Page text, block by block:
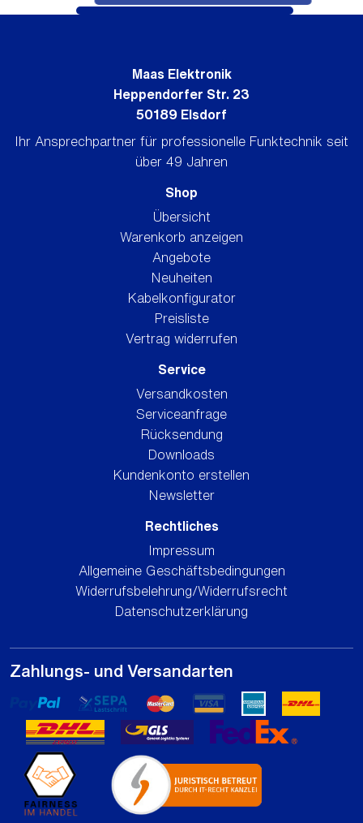
Shop
Übersicht
Warenkorb anzeigen
Angebote
Neuheiten
Kabelkonfigurator
Preisliste
Vertrag widerrufen
Service
Versandkosten
Serviceanfrage
Rücksendung
Downloads
Kundenkonto erstellen
Newsletter
Rechtliches
Impressum
Allgemeine Geschäftsbedingungen
Widerrufsbelehrung/Widerrufsrecht
Datenschutzerklärung
Maas Elektronik
Heppendorfer Str. 23
50189 Elsdorf
Ihr Ansprechpartner für professionelle Funktechnik seit
über 49 Jahren
Zahlungs- und Versandarten